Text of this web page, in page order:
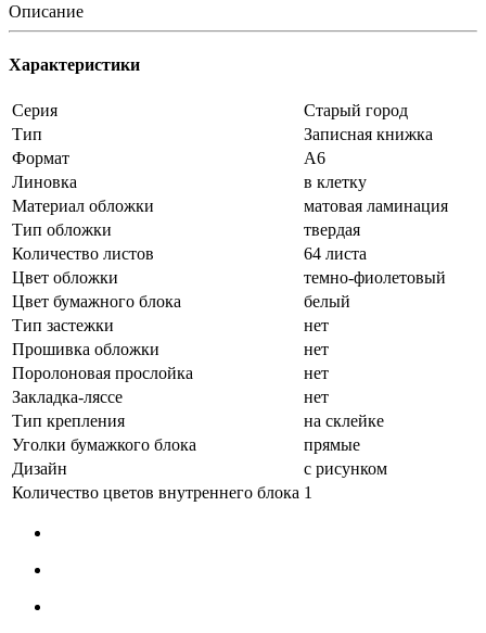
Описание
Характеристики
Серия
Старый город
Тип
Записная книжка
Формат
А6
Линовка
в клетку
Материал обложки
матовая ламинация
Тип обложки
твердая
Количество листов
64 листа
Цвет обложки
темно-фиолетовый
Цвет бумажного блока
белый
Тип застежки
нет
Прошивка обложки
нет
Поролоновая прослойка
нет
Закладка-ляссе
нет
Тип крепления
на склейке
Уголки бумажкого блока
прямые
Дизайн
с рисунком
Количество цветов внутреннего блока 1